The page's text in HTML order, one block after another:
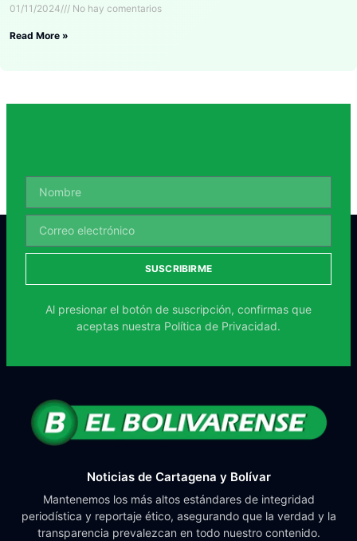
01/11/2024 No hay comentarios
Read More »
SUSCRIBIRME
Al presionar el botón de suscripción, confirmas que
aceptas nuestra Política de Privacidad.
Noticias de Cartagena y Bolívar
Mantenemos los más altos estándares de integridad
periodística y reportaje ético, asegurando que la verdad y la
transparencia prevalezcan en todo nuestro contenido.